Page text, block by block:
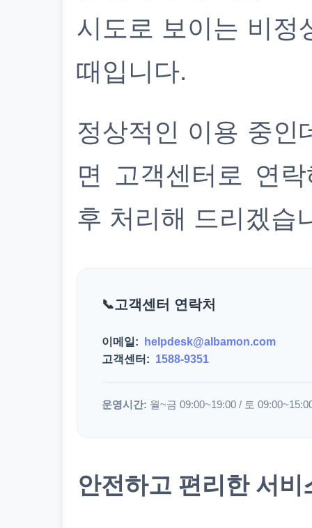
시도로 보이는 비정
때입니다.
정상적인 이용 중인
면 고객센터로 연
후 처리해 드리겠습
고객센터 연락처
이메일:
helpdesk@albamon.com
고객센터: 1588-9351
운영시간: 월~금 09:00~19:00 / 토
안전하고 편리한 서